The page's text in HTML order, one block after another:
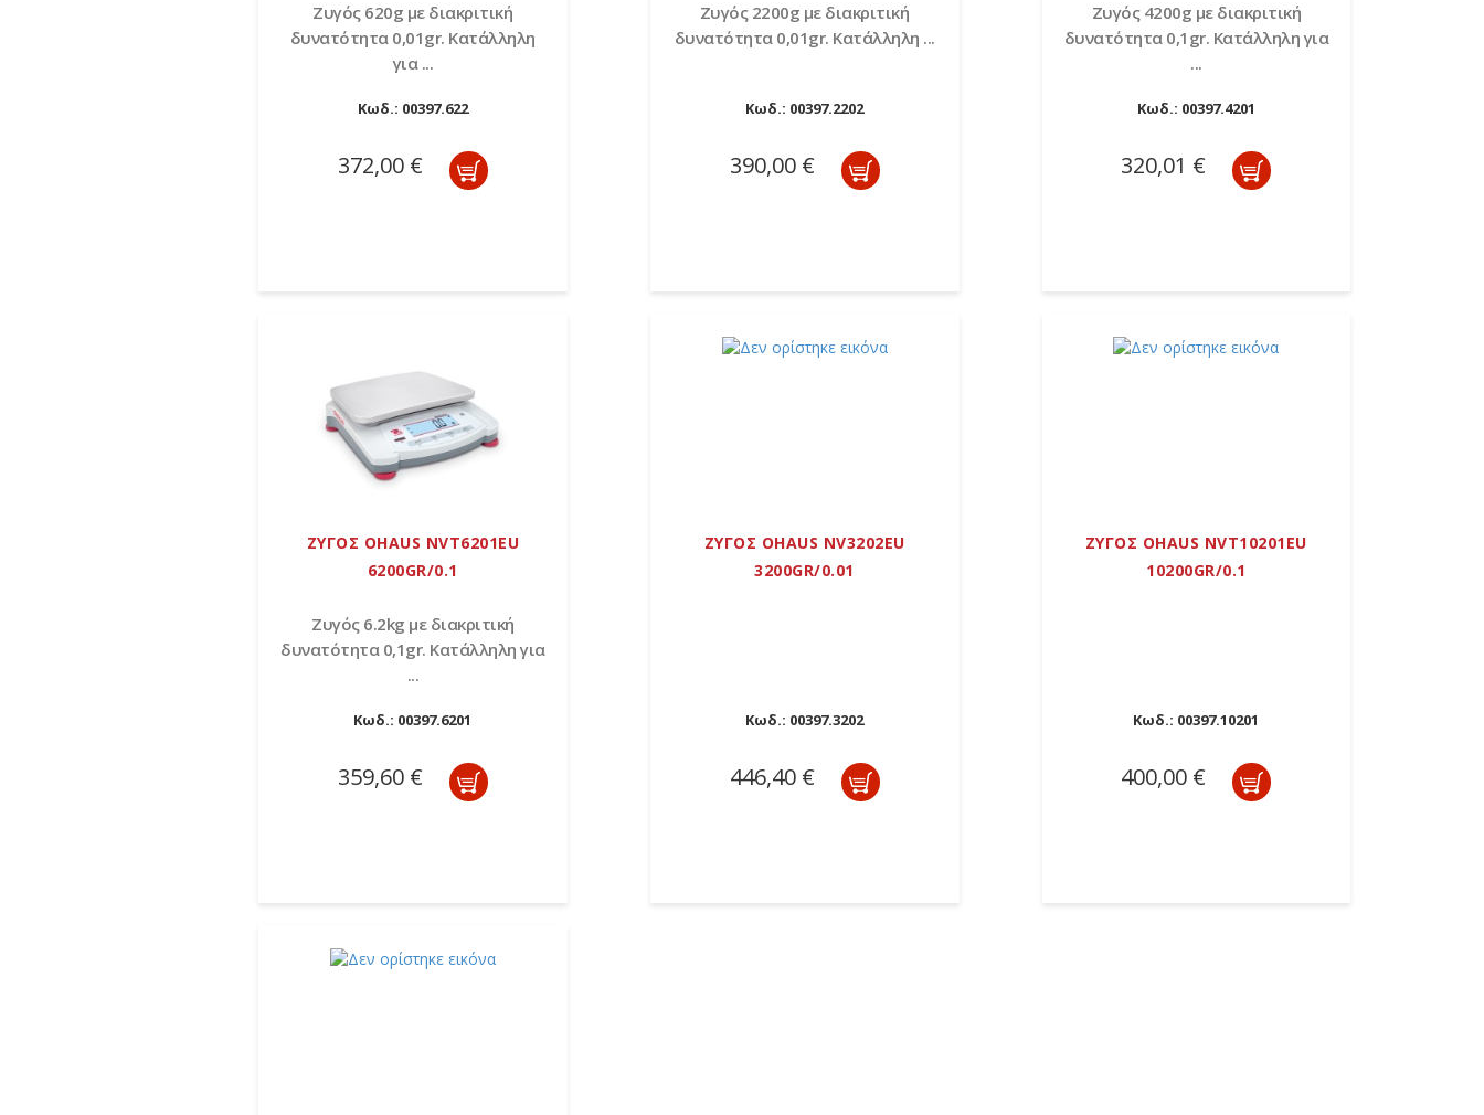
Zυγός 620g με διακριτική
δυνατότητα 0,01gr. Κατάλληλη
για ...
Κωδ.: 00397.622
372,00 €
Zυγός 2200g με διακριτική
δυνατότητα 0,01gr. Κατάλληλη ...
Κωδ.: 00397.2202
390,00 €
Zυγός 4200g με διακριτική
δυνατότητα 0,1gr. Κατάλληλη για
...
Κωδ.: 00397.4201
320,01 €
ΖΥΓΟΣ OHAUS NVT6201EU
6200GR/0.1
Zυγός 6.2kg με διακριτική
δυνατότητα 0,1gr. Κατάλληλη για
...
Κωδ.: 00397.6201
359,60 €
ΖΥΓΟΣ OHAUS NV3202EU
3200GR/0.01
Κωδ.: 00397.3202
446,40 €
ΖΥΓΟΣ OHAUS NVT10201EU
10200GR/0.1
Κωδ.: 00397.10201
400,00 €